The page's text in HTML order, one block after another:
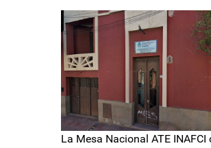
La Mesa Nacional ATE INAFCI